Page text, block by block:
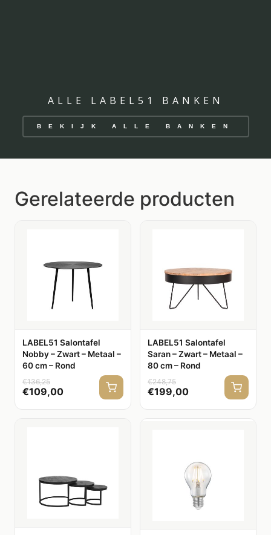
ALLE LABEL51 BANKEN
BEKIJK ALLE BANKEN
Gerelateerde producten
LABEL51 Salontafel
Nobby – Zwart – Metaal –
60 cm – Rond
€136,25
€109,00
LABEL51 Salontafel
Saran – Zwart – Metaal –
80 cm – Rond
€248,75
€199,00